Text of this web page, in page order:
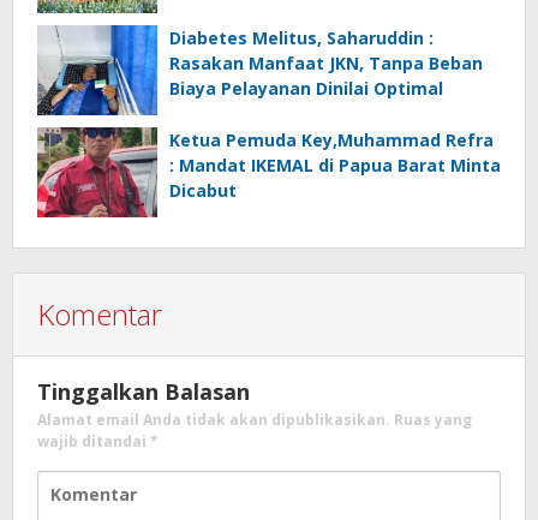
Diabetes Melitus, Saharuddin :
Rasakan Manfaat JKN, Tanpa Beban
Biaya Pelayanan Dinilai Optimal
Ketua Pemuda Key,Muhammad Refra
: Mandat IKEMAL di Papua Barat Minta
Dicabut
Komentar
Tinggalkan Balasan
Alamat email Anda tidak akan dipublikasikan. Ruas yang
wajib ditandai *